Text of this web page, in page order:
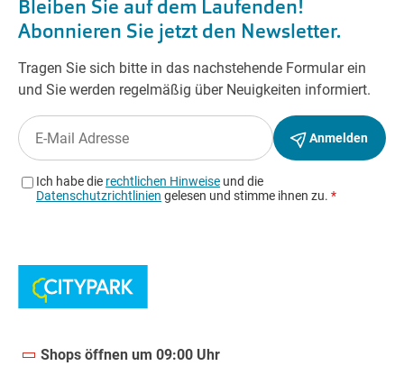
Shops öffnen um 09:00 Uhr